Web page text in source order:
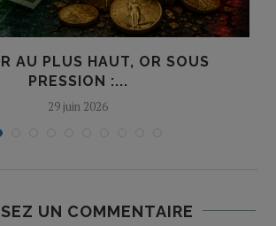
AU PLUS HAUT, OR SOUS
PRESSION :...
29 juin 2026
UN COMMENTAIRE